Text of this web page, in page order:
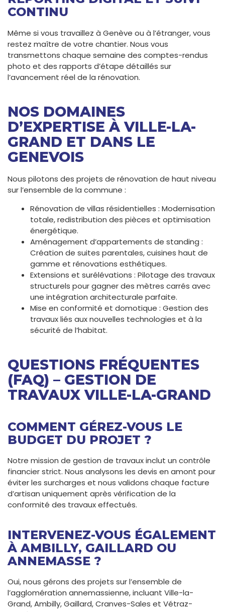
CONTINU
Même si vous travaillez à Genève ou à l’étranger, vous
restez maître de votre chantier. Nous vous
transmettons chaque semaine des comptes-rendus
photo et des rapports d’étape détaillés sur
l’avancement réel de la rénovation.
NOS DOMAINES
D’EXPERTISE À VILLE-LA-
GRAND ET DANS LE
GENEVOIS
Nous pilotons des projets de rénovation de haut niveau
sur l’ensemble de la commune :
Rénovation de villas résidentielles : Modernisation
totale, redistribution des pièces et optimisation
énergétique.
Aménagement d’appartements de standing :
Création de suites parentales, cuisines haut de
gamme et rénovations esthétiques.
Extensions et surélévations : Pilotage des travaux
structurels pour gagner des mètres carrés avec
une intégration architecturale parfaite.
Mise en conformité et domotique : Gestion des
travaux liés aux nouvelles technologies et à la
sécurité de l’habitat.
QUESTIONS FRÉQUENTES
(FAQ) – GESTION DE
TRAVAUX VILLE-LA-GRAND
COMMENT GÉREZ-VOUS LE
BUDGET DU PROJET ?
Notre mission de gestion de travaux inclut un contrôle
financier strict. Nous analysons les devis en amont pour
éviter les surcharges et nous validons chaque facture
d’artisan uniquement après vérification de la
conformité des travaux effectués.
INTERVENEZ-VOUS ÉGALEMENT
À AMBILLY, GAILLARD OU
ANNEMASSE ?
Oui, nous gérons des projets sur l’ensemble de
l’agglomération annemassienne, incluant Ville-la-
Grand, Ambilly, Gaillard, Cranves-Sales et Vétraz-